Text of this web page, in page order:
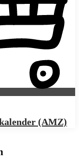
(AMZ)